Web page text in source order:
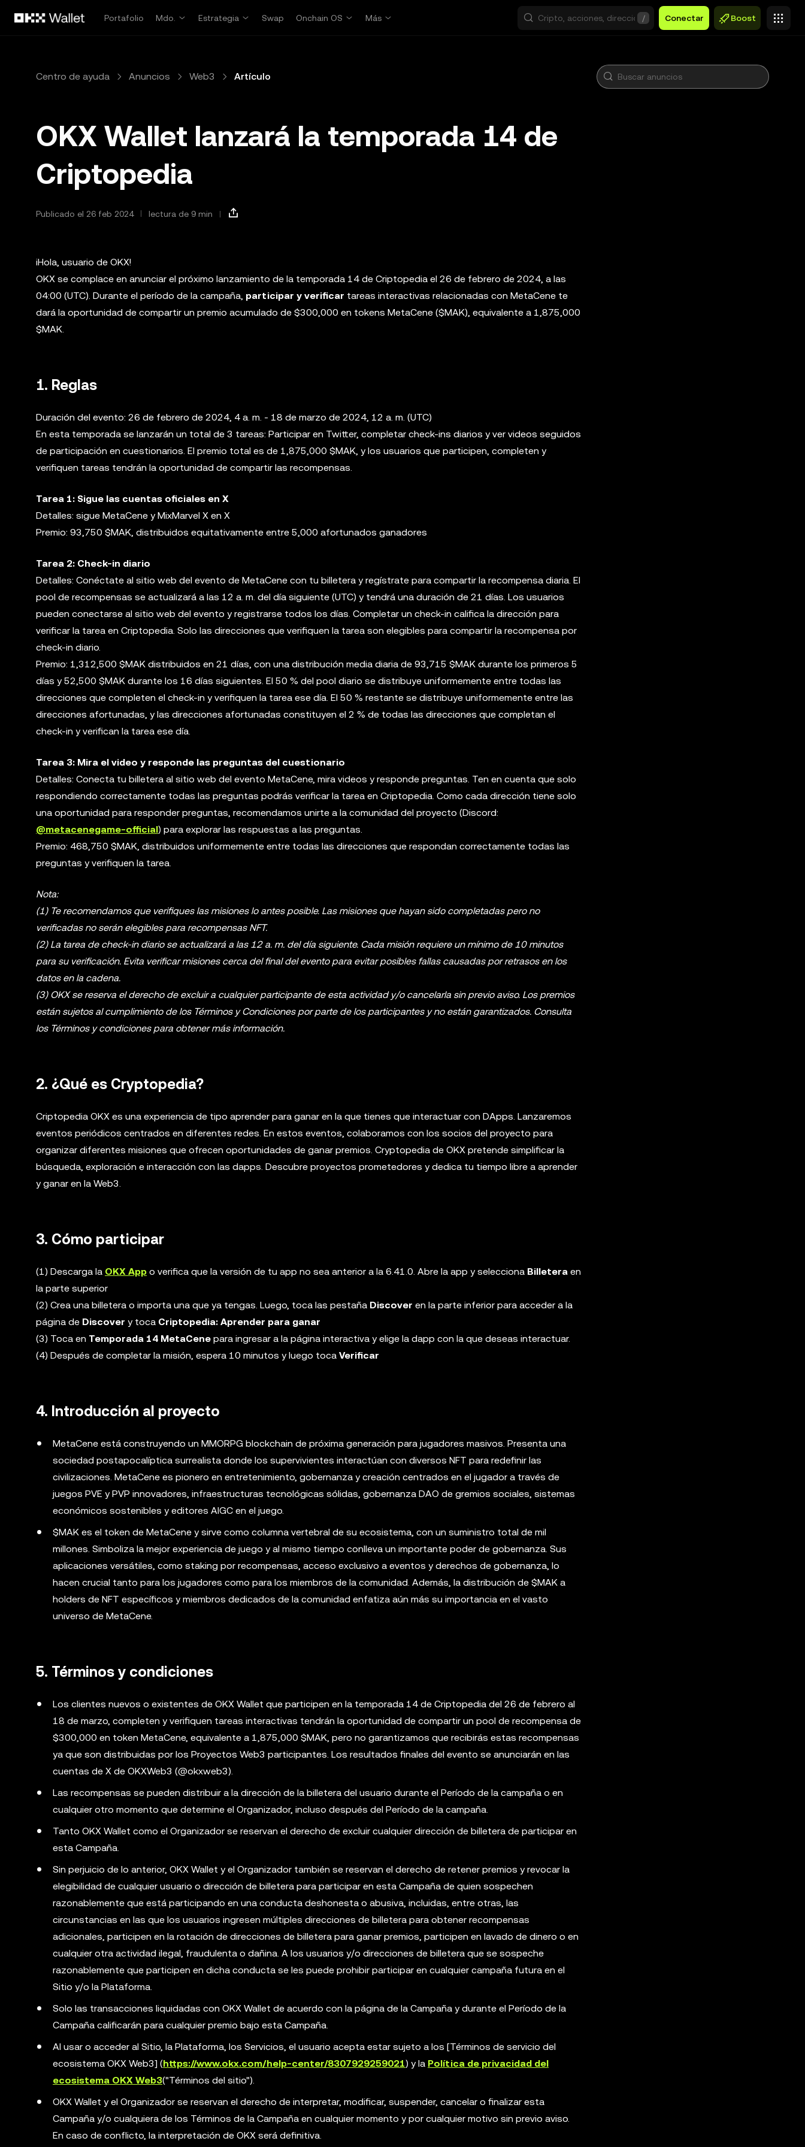
Portafolio
Mdo. Estrategia Swap Onchain OS Más / Conectar Boost
Centro de ayuda Anuncios Web3 Artículo
OKX Wallet lanzará la temporada 14 de
Criptopedia
Publicado el 26 feb 2024 lectura de 9 min
¡Hola, usuario de OKX!
OKX se complace en anunciar el próximo lanzamiento de la temporada 14 de Criptopedia el 26 de febrero de 2024, a las
04:00 (UTC). Durante el período de la campaña, participar y verificar tareas interactivas relacionadas con MetaCene te
dará la oportunidad de compartir un premio acumulado de $300,000 en tokens MetaCene ($MAK), equivalente a 1,875,000
$MAK.
1. Reglas
Duración del evento: 26 de febrero de 2024, 4 a. m. - 18 de marzo de 2024, 12 a. m. (UTC)
En esta temporada se lanzarán un total de 3 tareas: Participar en Twitter, completar check-ins diarios y ver videos seguidos
de participación en cuestionarios. El premio total es de 1,875,000 $MAK, y los usuarios que participen, completen y
verifiquen tareas tendrán la oportunidad de compartir las recompensas.
Tarea 1: Sigue las cuentas oficiales en X
Detalles: sigue MetaCene y MixMarvel X en X
Premio: 93,750 $MAK, distribuidos equitativamente entre 5,000 afortunados ganadores
Tarea 2: Check-in diario
Detalles: Conéctate al sitio web del evento de MetaCene con tu billetera y regístrate para compartir la recompensa diaria. El
pool de recompensas se actualizará a las 12 a. m. del día siguiente (UTC) y tendrá una duración de 21 días. Los usuarios
pueden conectarse al sitio web del evento y registrarse todos los días. Completar un check-in califica la dirección para
verificar la tarea en Criptopedia. Solo las direcciones que verifiquen la tarea son elegibles para compartir la recompensa por
check-in diario.
Premio: 1,312,500 $MAK distribuidos en 21 días, con una distribución media diaria de 93,715 $MAK durante los primeros 5
días y 52,500 $MAK durante los 16 días siguientes. El 50 % del pool diario se distribuye uniformemente entre todas las
direcciones que completen el check-in y verifiquen la tarea ese día. El 50 % restante se distribuye uniformemente entre las
direcciones afortunadas, y las direcciones afortunadas constituyen el 2 % de todas las direcciones que completan el
check-in y verifican la tarea ese día.
Tarea 3: Mira el video y responde las preguntas del cuestionario
Detalles: Conecta tu billetera al sitio web del evento MetaCene, mira videos y responde preguntas. Ten en cuenta que solo
respondiendo correctamente todas las preguntas podrás verificar la tarea en Criptopedia. Como cada dirección tiene solo
una oportunidad para responder preguntas, recomendamos unirte a la comunidad del proyecto (Discord:
@metacenegame-official) para explorar las respuestas a las preguntas.
Premio: 468,750 $MAK, distribuidos uniformemente entre todas las direcciones que respondan correctamente todas las
preguntas y verifiquen la tarea.
Nota:
(1) Te recomendamos que verifiques las misiones lo antes posible. Las misiones que hayan sido completadas pero no
verificadas no serán elegibles para recompensas NFT.
(2) La tarea de check-in diario se actualizará a las 12 a. m. del día siguiente. Cada misión requiere un mínimo de 10 minutos
para su verificación. Evita verificar misiones cerca del final del evento para evitar posibles fallas causadas por retrasos en los
datos en la cadena.
(3) OKX se reserva el derecho de excluir a cualquier participante de esta actividad y/o cancelarla sin previo aviso. Los premios
están sujetos al cumplimiento de los Términos y Condiciones por parte de los participantes y no están garantizados. Consulta
los Términos y condiciones para obtener más información.
2. ¿Qué es Cryptopedia?
Criptopedia OKX es una experiencia de tipo aprender para ganar en la que tienes que interactuar con DApps. Lanzaremos
eventos periódicos centrados en diferentes redes. En estos eventos, colaboramos con los socios del proyecto para
organizar diferentes misiones que ofrecen oportunidades de ganar premios. Cryptopedia de OKX pretende simplificar la
búsqueda, exploración e interacción con las dapps. Descubre proyectos prometedores y dedica tu tiempo libre a aprender
y ganar en la Web3.
3. Cómo participar
(1) Descarga la OKX App o verifica que la versión de tu app no sea anterior a la 6.41.0. Abre la app y selecciona Billetera en
la parte superior
(2) Crea una billetera o importa una que ya tengas. Luego, toca las pestaña Discover en la parte inferior para acceder a la
página de Discover y toca Criptopedia: Aprender para ganar
(3) Toca en Temporada 14 MetaCene para ingresar a la página interactiva y elige la dapp con la que deseas interactuar.
(4) Después de completar la misión, espera 10 minutos y luego toca Verificar
4. Introducción al proyecto
MetaCene está construyendo un MMORPG blockchain de próxima generación para jugadores masivos. Presenta una
sociedad postapocalíptica surrealista donde los supervivientes interactúan con diversos NFT para redefinir las
civilizaciones. MetaCene es pionero en entretenimiento, gobernanza y creación centrados en el jugador a través de
juegos PVE y PVP innovadores, infraestructuras tecnológicas sólidas, gobernanza DAO de gremios sociales, sistemas
económicos sostenibles y editores AIGC en el juego.
$MAK es el token de MetaCene y sirve como columna vertebral de su ecosistema, con un suministro total de mil
millones. Simboliza la mejor experiencia de juego y al mismo tiempo conlleva un importante poder de gobernanza. Sus
aplicaciones versátiles, como staking por recompensas, acceso exclusivo a eventos y derechos de gobernanza, lo
hacen crucial tanto para los jugadores como para los miembros de la comunidad. Además, la distribución de $MAK a
holders de NFT específicos y miembros dedicados de la comunidad enfatiza aún más su importancia en el vasto
universo de MetaCene.
5. Términos y condiciones
Los clientes nuevos o existentes de OKX Wallet que participen en la temporada 14 de Criptopedia del 26 de febrero al
18 de marzo, completen y verifiquen tareas interactivas tendrán la oportunidad de compartir un pool de recompensa de
$300,000 en token MetaCene, equivalente a 1,875,000 $MAK, pero no garantizamos que recibirás estas recompensas
ya que son distribuidas por los Proyectos Web3 participantes. Los resultados finales del evento se anunciarán en las
cuentas de X de OKXWeb3 (@okxweb3).
Las recompensas se pueden distribuir a la dirección de la billetera del usuario durante el Período de la campaña o en
cualquier otro momento que determine el Organizador, incluso después del Período de la campaña.
Tanto OKX Wallet como el Organizador se reservan el derecho de excluir cualquier dirección de billetera de participar en
esta Campaña.
Sin perjuicio de lo anterior, OKX Wallet y el Organizador también se reservan el derecho de retener premios y revocar la
elegibilidad de cualquier usuario o dirección de billetera para participar en esta Campaña de quien sospechen
razonablemente que está participando en una conducta deshonesta o abusiva, incluidas, entre otras, las
circunstancias en las que los usuarios ingresen múltiples direcciones de billetera para obtener recompensas
adicionales, participen en la rotación de direcciones de billetera para ganar premios, participen en lavado de dinero o en
cualquier otra actividad ilegal, fraudulenta o dañina. A los usuarios y/o direcciones de billetera que se sospeche
razonablemente que participen en dicha conducta se les puede prohibir participar en cualquier campaña futura en el
Sitio y/o la Plataforma.
Solo las transacciones liquidadas con OKX Wallet de acuerdo con la página de la Campaña y durante el Período de la
Campaña calificarán para cualquier premio bajo esta Campaña.
Al usar o acceder al Sitio, la Plataforma, los Servicios, el usuario acepta estar sujeto a los [Términos de servicio del
ecosistema OKX Web3] (https://www.okx.com/help-center/8307929259021) y la Política de privacidad del
ecosistema OKX Web3("Términos del sitio").
OKX Wallet y el Organizador se reservan el derecho de interpretar, modificar, suspender, cancelar o finalizar esta
Campaña y/o cualquiera de los Términos de la Campaña en cualquier momento y por cualquier motivo sin previo aviso.
En caso de conflicto, la interpretación de OKX será definitiva.